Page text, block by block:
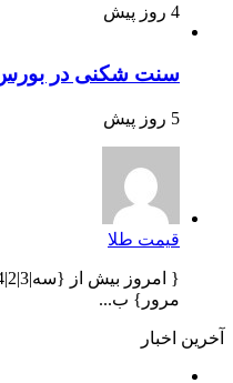
4 روز پیش
سنت شکنی در
5 روز پیش
قیمت طلا
مرور} ب...
آخرین اخبار